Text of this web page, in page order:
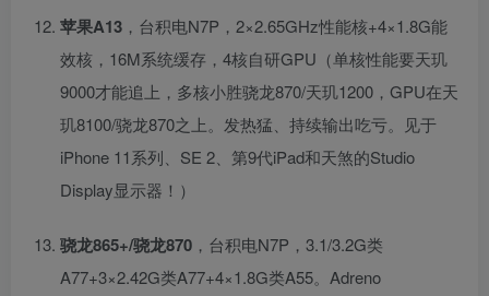
苹果A13 ，台积电N7P，2×2.65GHz性能核+4×1.8G能
效核，16M系统缓存，4核自研GPU（单核性能要天玑
9000才能追上，多核小胜骁龙870/天玑1200，GPU在天
玑8100/骁龙870之上。发热猛、持续输出吃亏。见于
iPhone 11系列、SE 2、第9代iPad和天煞的Studio
Display显示器！）
骁龙865+/骁龙870 ，台积电N7P，3.1/3.2G类
A77+3×2.42G类A77+4×1.8G类A55。Adreno